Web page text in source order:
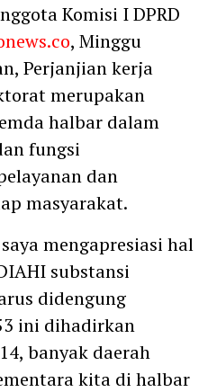
Komisi I DPRD
, Minggu
Perjanjian kerja
merupakan
halbar dalam
fungsi
dan
masyarakat.
mengapresiasi hal
substansi
didengung
ini dihadirkan
banyak daerah
kita di halbar